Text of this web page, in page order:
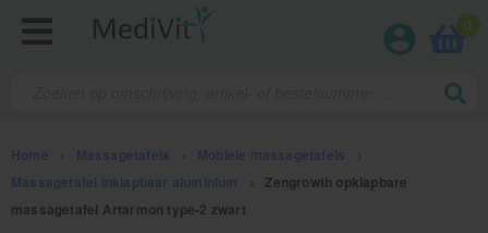
0
Home Massagetafels Mobiele massagetafels
Massagetafel inklapbaar aluminium
Zengrowth opklapbare
massagetafel Artarmon type-2 zwart